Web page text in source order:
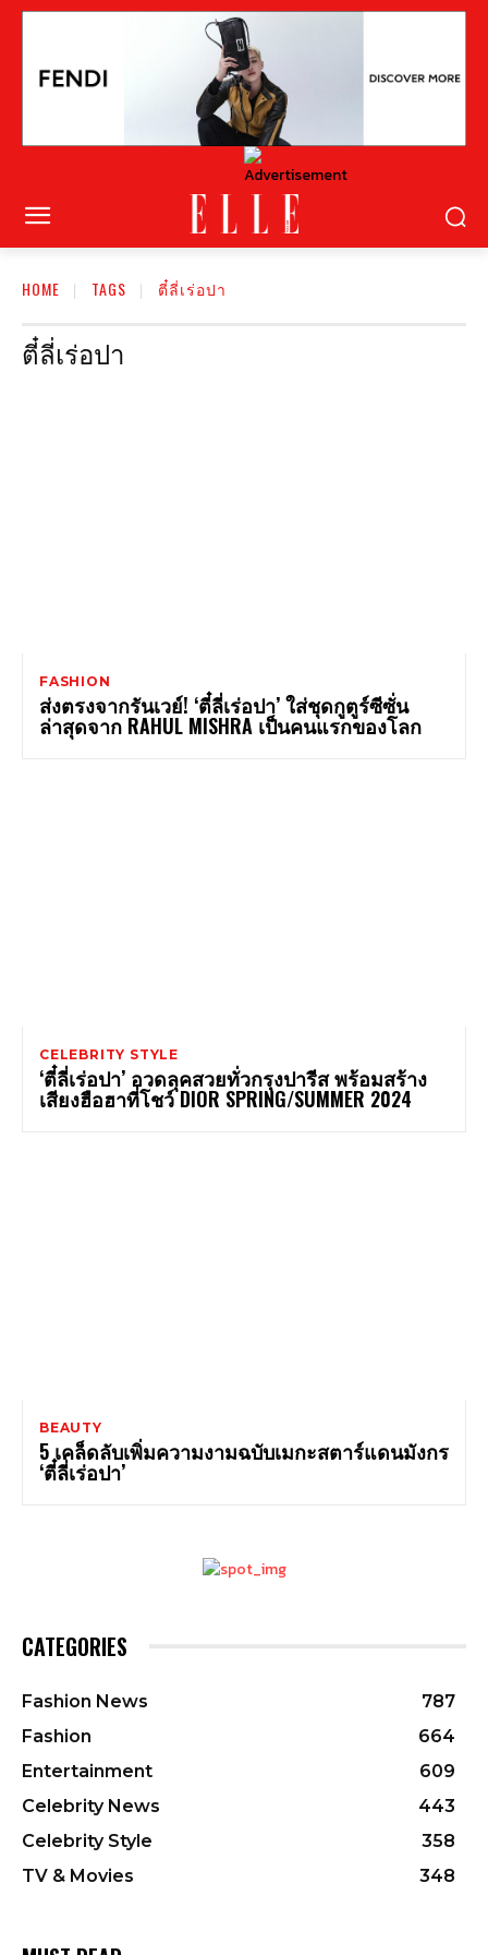
HOME TAGS ตี๋ลี่เร่อปา
ตี๋ลี่เร่อปา
FASHION
ส่งตรงจากรันเวย์! ‘ตี๋ลี่เร่อปา’ ใส่ชุดกูตูร์ซีซั่น
ล่าสุดจาก RAHUL MISHRA เป็นคนแรกของโลก
CELEBRITY STYLE
‘ตี๋ลี่เร่อปา’ อวดลุคสวยทั่วกรุงปารีส พร้อมสร้าง
เสียงฮือฮาที่โชว์ DIOR SPRING/SUMMER 2024
BEAUTY
5 เคล็ดลับเพิ่มความงามฉบับเมกะสตาร์แดนมังกร
‘ตี๋ลี่เร่อปา’
CATEGORIES
Fashion News
787
Fashion
664
Entertainment
609
Celebrity News
443
Celebrity Style
358
TV & Movies
348